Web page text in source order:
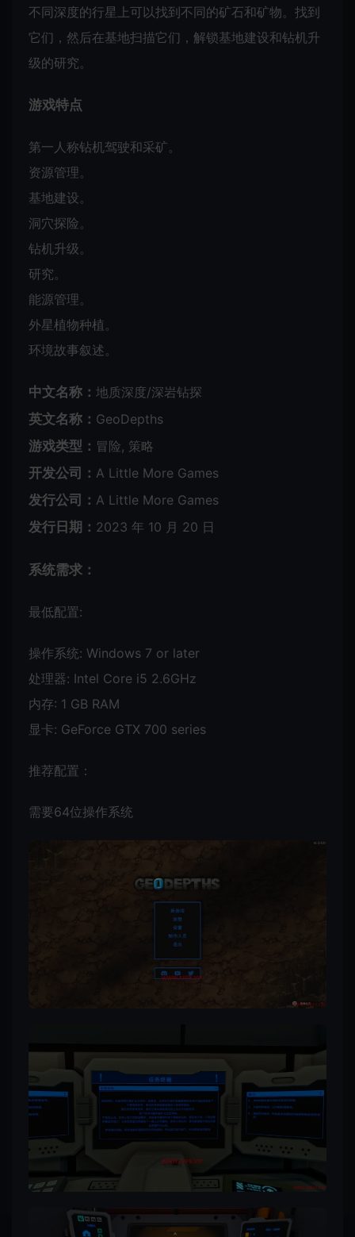
不同深度的行星上可以找到不同的矿石和矿物。找到
它们，然后在基地扫描它们，解锁基地建设和钻机升
级的研究。
游戏特点
第一人称钻机驾驶和采矿。
资源管理。
基地建设。
洞穴探险。
钻机升级。
研究。
能源管理。
外星植物种植。
环境故事叙述。
中文名称： 地质深度/深岩钻探
英文名称： GeoDepths
游戏类型： 冒险, 策略
开发公司： A Little More Games
发行公司： A Little More Games
发行日期： 2023 年 10 月 20 日
系统需求：
最低配置:
操作系统: Windows 7 or later
处理器: Intel Core i5 2.6GHz
内存: 1 GB RAM
显卡: GeForce GTX 700 series
推荐配置：
需要64位操作系统